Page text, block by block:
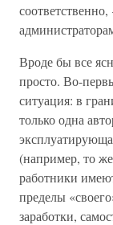
Вроде бы все
просто. Во-
ситуация: в
только одна
(например, то
работники
пределы
заработки,